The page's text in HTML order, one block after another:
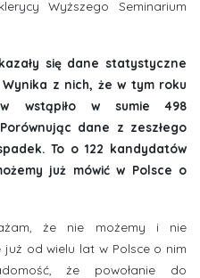
Wyższego Seminarium
się dane statystyczne
z nich, że w tym roku
wstąpiło w sumie 498
dane z zeszłego
To o 122 kandydatów
już mówić w Polsce o
że nie możemy i nie
od wielu lat w Polsce o nim
że powołanie do